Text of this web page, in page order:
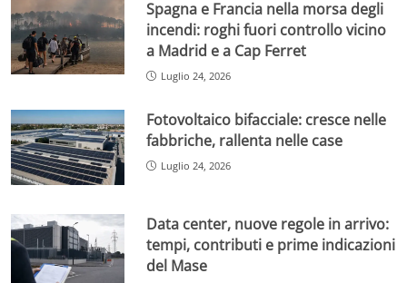
Spagna e Francia nella morsa degli
incendi: roghi fuori controllo vicino
a Madrid e a Cap Ferret
Luglio 24, 2026
Fotovoltaico bifacciale: cresce nelle
fabbriche, rallenta nelle case
Luglio 24, 2026
Data center, nuove regole in arrivo:
tempi, contributi e prime indicazioni
del Mase